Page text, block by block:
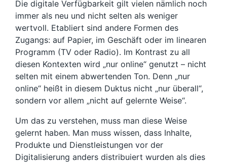
Die digitale Verfügbarkeit gilt vielen nämlich noch
immer als neu und nicht selten als weniger
wertvoll. Etabliert sind andere Formen des
Zugangs: auf Papier, im Geschäft oder im linearen
Programm (TV oder Radio). Im Kontrast zu all
diesen Kontexten wird „nur online“ genutzt – nicht
selten mit einem abwertenden Ton. Denn „nur
online“ heißt in diesem Duktus nicht „nur überall“,
sondern vor allem „nicht auf gelernte Weise“.
Um das zu verstehen, muss man diese Weise
gelernt haben. Man muss wissen, dass Inhalte,
Produkte und Dienstleistungen vor der
Digitalisierung anders distribuiert wurden als dies